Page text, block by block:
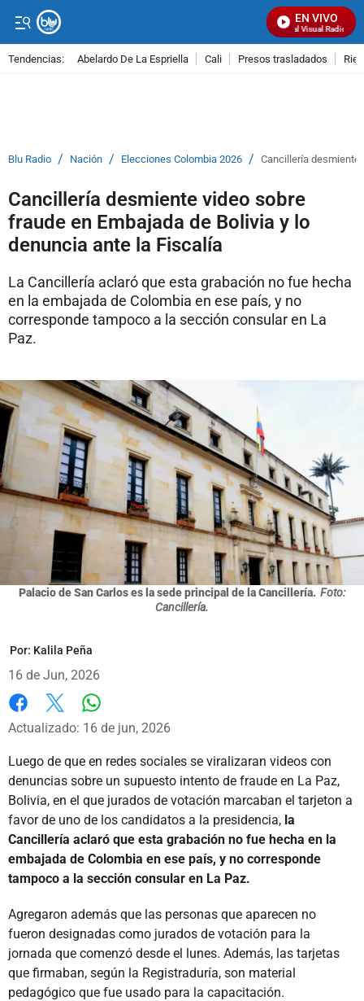
EN VIVO
Señal Visual Radio
Tendencias: Abelardo De La Espriella Cali Presos trasladados
Blu Radio / Nación / Elecciones Colombia 2026 / Cancillería desmiente
Cancillería desmiente video sobre
fraude en Embajada de Bolivia y lo
denuncia ante la Fiscalía
La Cancillería aclaró que esta grabación no fue hecha
en la embajada de Colombia en ese país, y no
corresponde tampoco a la sección consular en La
Paz.
Palacio de San Carlos es la sede principal de la Cancillería. Foto:
Cancillería.
Por: Kalila Peña
16 de Jun, 2026
Facebook
X
Actualizado: 16 de jun, 2026
Luego de que en redes sociales se viralizaran videos con
denuncias sobre un supuesto intento de fraude en La Paz,
Bolivia, en el que jurados de votación marcaban el tarjeton a
favor de uno de los candidatos a la presidencia, la
Cancillería aclaró que esta grabación no fue hecha en la
embajada de Colombia en ese país, y no corresponde
tampoco a la sección consular en La Paz.
Agregaron además que las personas que aparecen no
fueron designadas como jurados de votación para la
jornada que comenzó desde el lunes. Además, las tarjetas
que firmaban, según la Registraduría, son material
pedagógico que fue usado para la capacitación.